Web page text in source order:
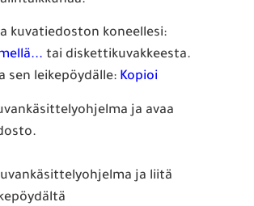
kuvatiedoston koneellesi:
tai diskettikuvakkeesta.
sen leikepöydälle: Kopioi
ja avaa
ja liitä